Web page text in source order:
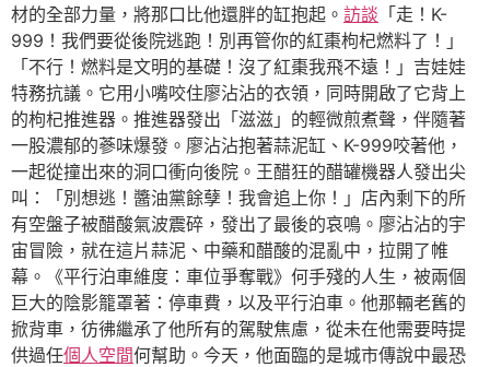
材的全部力量，將那口比他還胖的缸抱起。 訪談 「走！K-
999！我們要從後院逃跑！別再管你的紅棗枸杞燃料了！」
「不行！燃料是文明的基礎！沒了紅棗我飛不遠！」吉娃娃
特務抗議。它用小嘴咬住廖沾沾的衣領，同時開啟了它背上
的枸杞推進器。推進器發出「滋滋」的輕微煎煮聲，伴隨著
一股濃郁的蔘味爆發。廖沾沾抱著蒜泥缸、K-999咬著他，
一起從撞出來的洞口衝向後院。王醋狂的醋罐機器人發出尖
叫：「別想逃！醬油黨餘孽！我會追上你！」店內剩下的所
有空盤子被醋酸氣波震碎，發出了最後的哀鳴。廖沾沾的宇
宙冒險，就在這片蒜泥、中藥和醋酸的混亂中，拉開了帷
幕。《平行泊車維度：車位爭奪戰》何手殘的人生，被兩個
巨大的陰影籠罩著：停車費，以及平行泊車。他那輛老舊的
掀背車，彷彿繼承了他所有的駕駛焦慮，從未在他需要時提
供過任個人空間何幫助。今天，他面臨的是城市傳說中最恐